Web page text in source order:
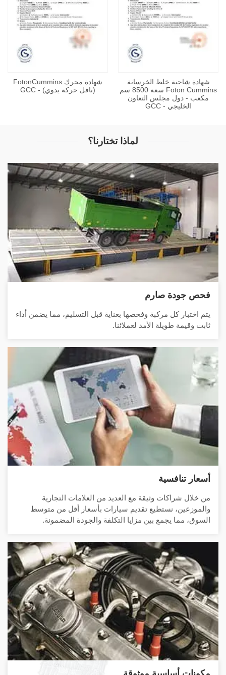
شهادة شاحنة خلط الخرسانة
Foton Cummins سعة 8500 سم
مكعب - دول مجلس التعاون
الخليجي - GCC
شهادة محرك FotonCummins
(ناقل حركة يدوي) - GCC
لماذا تختارنا؟
فحص جودة صارم
يتم اختبار كل مركبة وفحصها بعناية قبل التسليم، مما يضمن أداء
ثابت وقيمة طويلة الأمد لعملائنا.
أسعار تنافسية
من خلال شراكات وثيقة مع العديد من العلامات التجارية
والموزعين، نستطيع تقديم سيارات بأسعار أقل من متوسط ​​
السوق، مما يجمع بين مزايا التكلفة والجودة المضمونة.